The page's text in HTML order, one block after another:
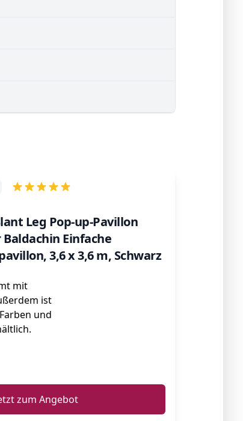
Leg Pop-up-Pavillon
Einfache
3,6 x 3,6 m, Schwarz
mit
ist
und
zum Angebot